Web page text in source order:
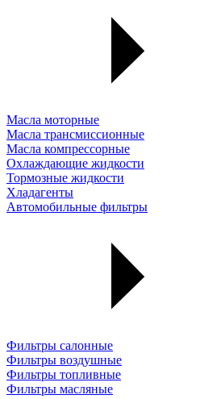
Масла моторные
Масла трансмиссионные
Масла компрессорные
Охлаждающие жидкости
Тормозные жидкости
Хладагенты
Автомобильные фильтры
Фильтры салонные
Фильтры воздушные
Фильтры топливные
Фильтры масляные